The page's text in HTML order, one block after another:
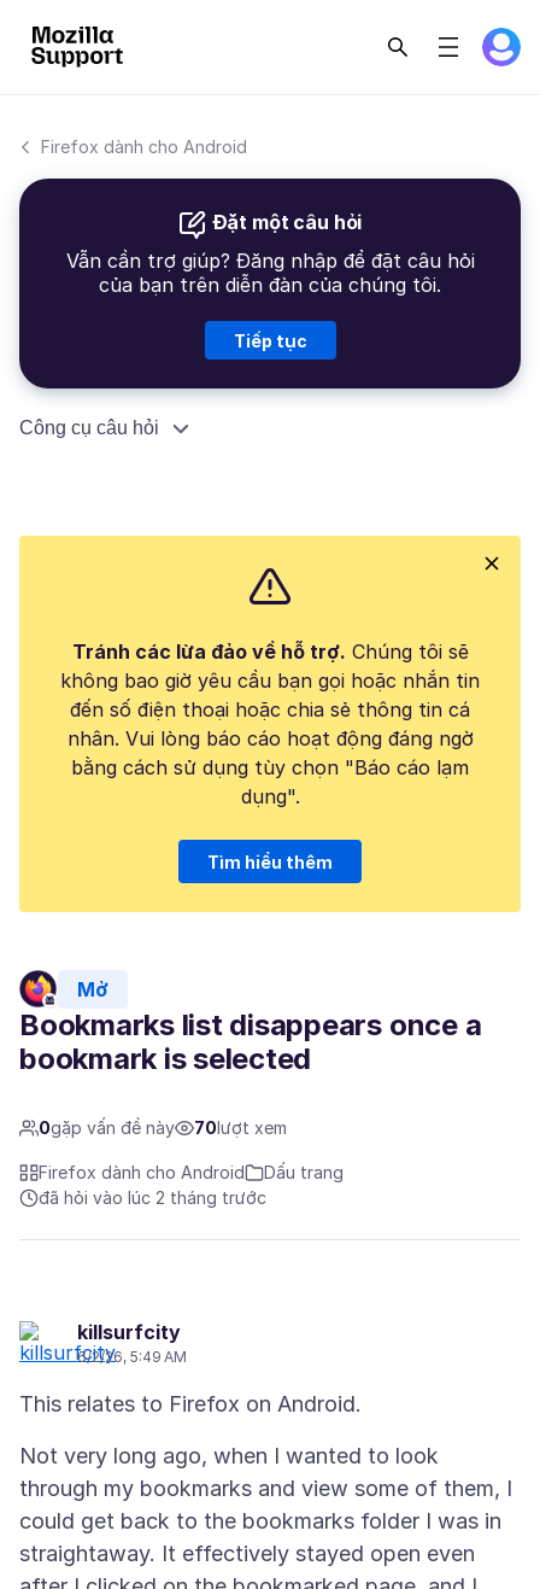
Firefox dành cho Android
Đặt một câu hỏi
Vẫn cần trợ giúp? Đăng nhập để đặt câu hỏi
của bạn trên diễn đàn của chúng tôi.
Tiếp tục
Công cụ câu hỏi
Tránh các lừa đảo về hỗ trợ. Chúng tôi sẽ
không bao giờ yêu cầu bạn gọi hoặc nhắn tin
đến số điện thoại hoặc chia sẻ thông tin cá
nhân. Vui lòng báo cáo hoạt động đáng ngờ
bằng cách sử dụng tùy chọn "Báo cáo lạm
dụng".
Tìm hiểu thêm
Mở
Bookmarks list disappears once a
bookmark is selected
0gặp vấn đề này 70lượt xem
Firefox dành cho Android
Dấu trang
đã hỏi vào lúc 2 tháng trước
killsurfcity
6/2/26, 5:49 AM
Not very long ago, when I wanted to look
through my bookmarks and view some of them, I
could get back to the bookmarks folder I was in
straightaway. It effectively stayed open even